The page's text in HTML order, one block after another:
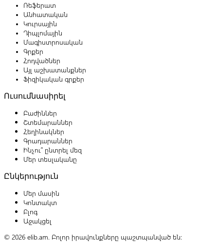
Ռեֆերատ
Անհատական
Կուրսային
Դիպլոմային
Մագիստրոսական
Գրքեր
Հոդվածներ
Այլ աշխատանքներ
Ֆիզիկական գրքեր
Ուսումնասիրել
Բաժիններ
Շտեմարաններ
Հեղինակներ
Գրադարաններ
Ինչու՞ ընտրել մեզ
Մեր տեսլականը
Ընկերություն
Մեր մասին
Կոնտակտ
Բլոգ
Աջակցել
© 2026 elib.am. Բոլոր իրավունքները պաշտպանված են: